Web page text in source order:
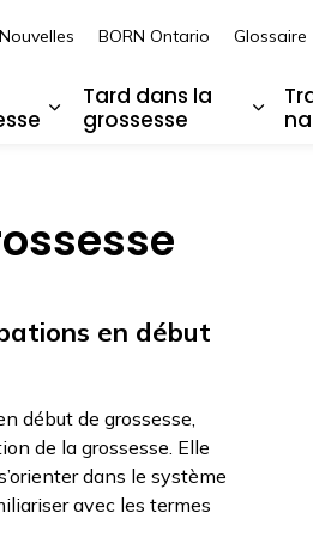
la grossesse
sous-pages Début de
Élargir les sous-pages
Tard dans la
grossesse
Nouvelles BORN Ontario Glossaire
en début
début de grossesse,
de la grossesse. Elle
dans le système
avec les termes